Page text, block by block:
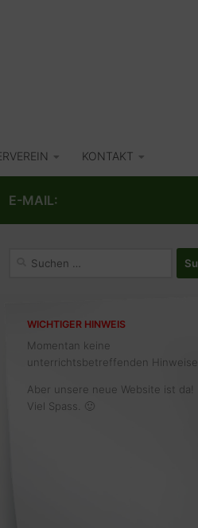
KONTAKT
E-MAIL:
WICHTIGER HINWEIS
Momentan keine
unterrichtsbetreffenden Hinweise.
Aber unsere neue Website ist da!
Viel Spass. 🙂